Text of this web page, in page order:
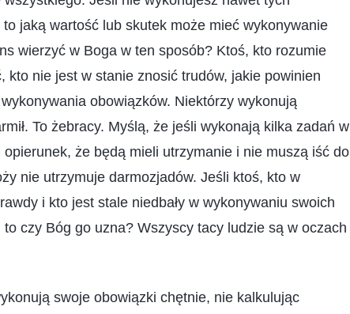
jaką wartość lub skutek może mieć wykonywanie
wierzyć w Boga w ten sposób? Ktoś, kto rozumie
kto nie jest w stanie znosić trudów, jakie powinien
obowiązków. Niektórzy wykonują
To żebracy. Myślą, że jeśli wykonają kilka zadań w
że będą mieli utrzymanie i nie muszą iść do
nie utrzymuje darmozjadów. Jeśli ktoś, kto w
i kto jest stale niedbały w wykonywaniu swoich
czy Bóg go uzna? Wszyscy tacy ludzie są w oczach
swoje obowiązki chętnie, nie kalkulując